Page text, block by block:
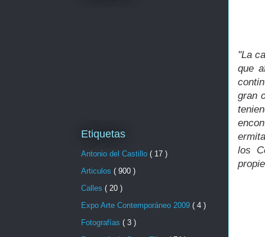
"La
que
gran
los
Etiquetas
Antonio del Castillo ( 17 )
Articulos ( 900 )
Calles ( 20 )
Expo Arte Contemporáneo 2009 ( 4 )
Fotografías ( 3 )